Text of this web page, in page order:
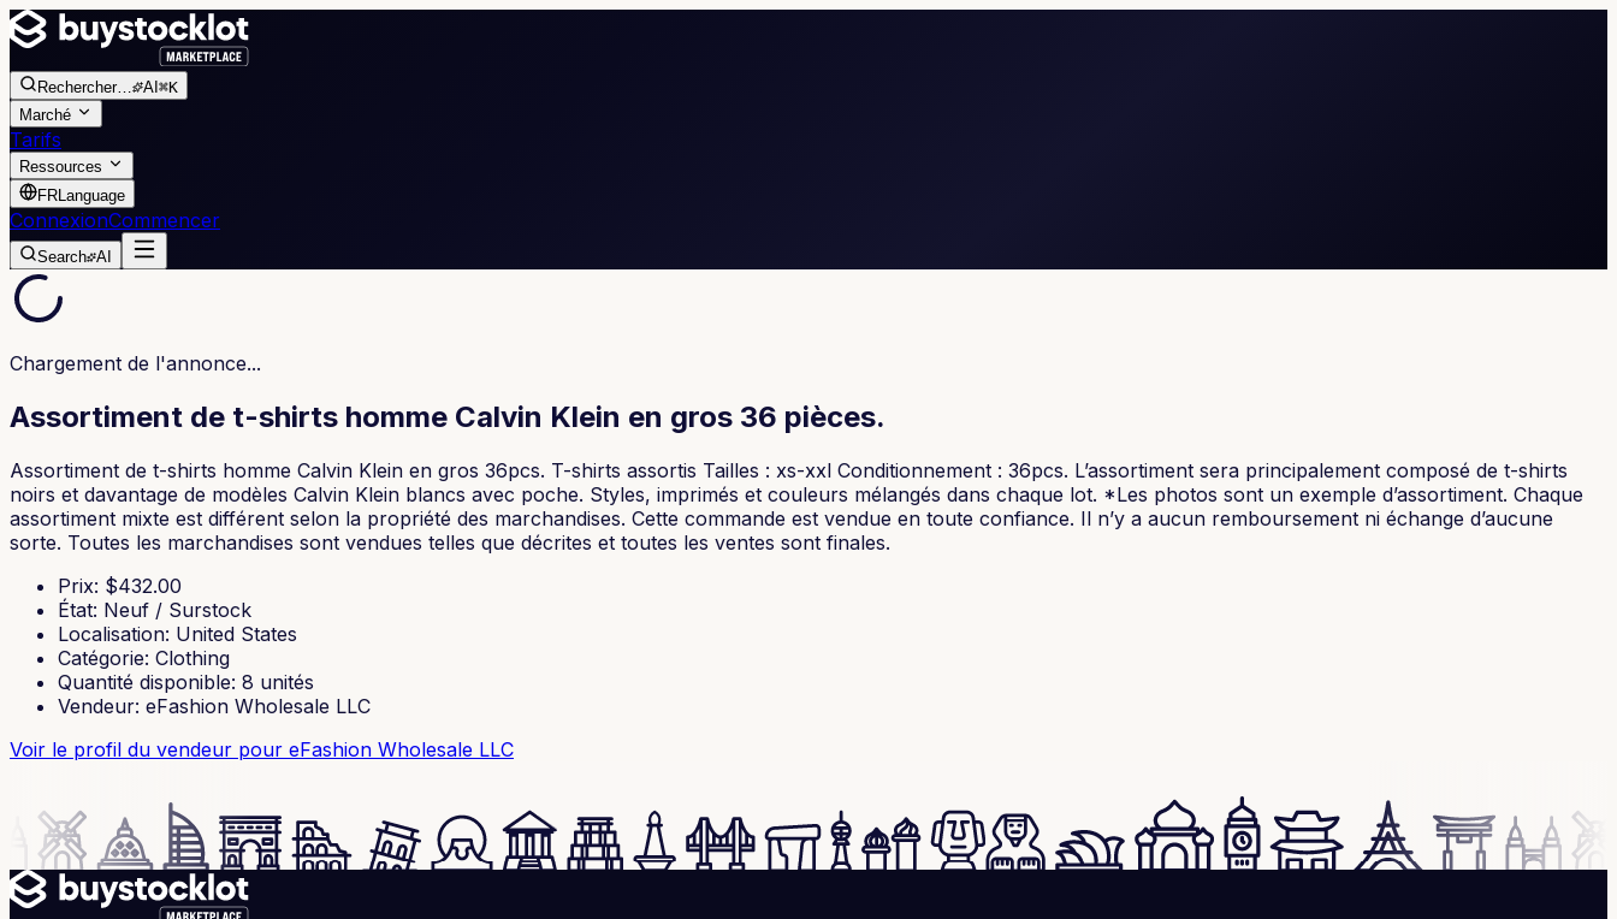
Rechercher… AI ⌘K
Marché
Tarifs
Ressources
FRLanguage
ConnexionCommencer
Search AI
Chargement de l'annonce...
Assortiment de t-shirts homme Calvin Klein en gros 36 pièces.
Assortiment de t-shirts homme Calvin Klein en gros 36pcs. T-shirts assortis Tailles : xs-xxl Conditionnement : 36pcs. L’assortiment sera principalement composé de t-shirts
noirs et davantage de modèles Calvin Klein blancs avec poche. Styles, imprimés et couleurs mélangés dans chaque lot. *Les photos sont un exemple d’assortiment. Chaque
assortiment mixte est différent selon la propriété des marchandises. Cette commande est vendue en toute confiance. Il n’y a aucun remboursement ni échange d’aucune
sorte. Toutes les marchandises sont vendues telles que décrites et toutes les ventes sont finales.
Prix: $432.00
État: Neuf / Surstock
Localisation: United States
Catégorie: Clothing
Quantité disponible: 8 unités
Vendeur: eFashion Wholesale LLC
Voir le profil du vendeur pour eFashion Wholesale LLC